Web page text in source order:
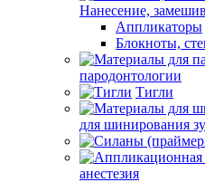
Нанесение,
Аппликаторы
Блокноты,
пародонтологии
Тигли
для шинирования
анестезия